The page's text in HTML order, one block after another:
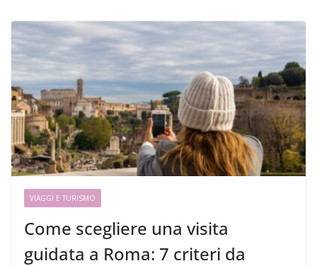
VIAGGI E TURISMO
Come scegliere una visita
guidata a Roma: 7 criteri da